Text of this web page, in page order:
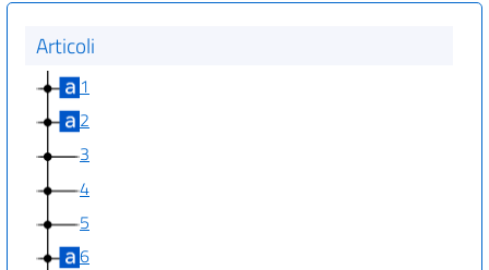
Articoli
1
2
3
4
5
6